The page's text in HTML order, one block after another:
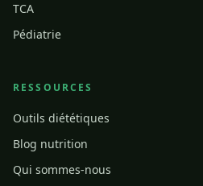
TCA
Pédiatrie
RESSOURCES
Outils diététiques
Blog nutrition
Qui sommes-nous